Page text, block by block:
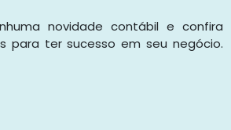
novidade contábil e confira
para ter sucesso em seu negócio.